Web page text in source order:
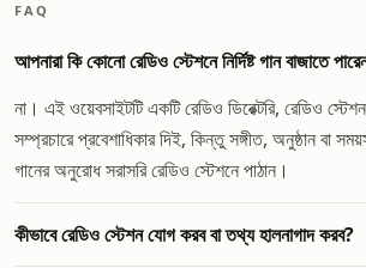
FAQ
আপনারা কি কোনো রেডিও স্টেশনে নির্দিষ্ট গান বাজাতে
না। এই ওয়েবসাইটটি একটি রেডিও ডিরেক্টরি, রেডিও
সম্প্রচারে প্রবেশাধিকার দিই, কিন্তু সঙ্গীত, অনুষ্ঠান বা
গানের অনুরোধ সরাসরি রেডিও স্টেশনে পাঠান।
কীভাবে রেডিও স্টেশন যোগ করব বা তথ্য হালনাগাদ করব?